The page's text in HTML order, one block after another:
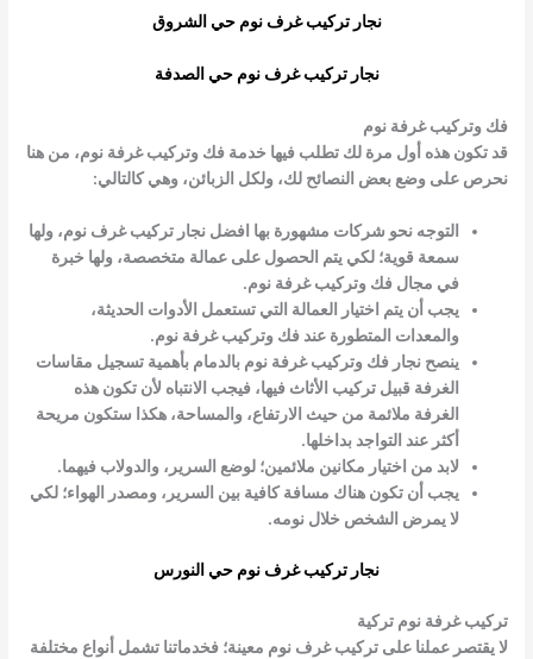
نجار تركيب غرف نوم حي الشروق
نجار تركيب غرف نوم حي الصدفة
فك وتركيب غرفة نوم
قد تكون هذه أول مرة لك تطلب فيها خدمةفك وتركيب غرفة نوم، من هنا
نحرص على وضع بعض النصائح لك، ولكل الزبائن، وهي كالتالي:
التوجه نحو شركات مشهورة بها افضل نجار تركيب غرف نوم، ولها
سمعة قوية؛ لكي يتم الحصول على عمالة متخصصة، ولها خبرة
في مجالفك وتركيب غرفة نوم.
يجب أن يتم اختيار العمالة التي تستعمل الأدوات الحديثة،
والمعدات المتطورة عندفك وتركيب غرفة نوم.
ينصح نجارفك وتركيب غرفة نوم بالدمام بأهمية تسجيل مقاسات
الغرفة قبيل تركيب الأثاث فيها، فيجب الانتباه لأن تكون هذه
الغرفة ملائمة من حيث الارتفاع، والمساحة، هكذا ستكون مريحة
أكثر عند التواجد بداخلها.
لابد من اختيار مكانين ملائمين؛ لوضع السرير، والدولاب فيهما.
يجب أن تكون هناك مسافة كافية بين السرير، ومصدر الهواء؛ لكي
لا يمرض الشخص خلال نومه.
نجار تركيب غرف نوم حي النورس
تركيب غرفة نوم تركية
لا يقتصر عملنا على تركيب غرف نوم معينة؛ فخدماتنا تشمل أنواع مختلفة